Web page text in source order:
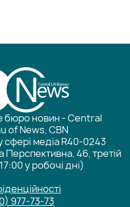
бюро новин - Central
of News, CBN
сфері медіа R40-0243
Перспективна, 46, третій
у робочі дні)
977-73-73